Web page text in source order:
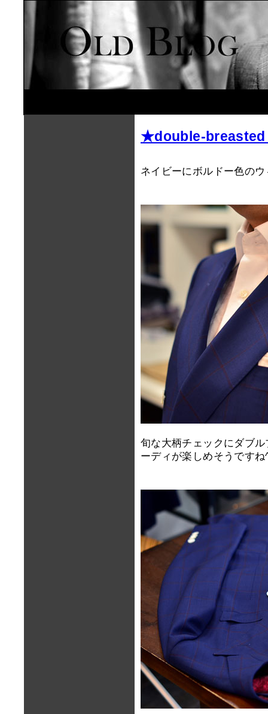
★double-
ネイビーにボルドー色の
旬な大柄チェックにダブ
ーディが楽しめそうですね